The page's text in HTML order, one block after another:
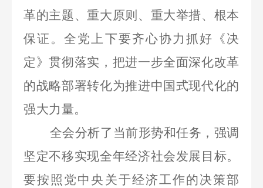
革的主题、重大原则、重大举措、根本
保证。全党上下要齐心协力抓好《决
定》贯彻落实，把进一步全面深化改革
的战略部署转化为推进中国式现代化的
强大力量。
全会分析了当前形势和任务，强调
坚定不移实现全年经济社会发展目标。
要按照党中央关于经济工作的决策部